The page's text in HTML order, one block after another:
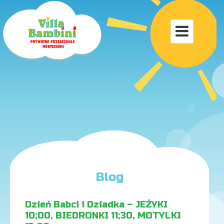
Toggle

Blog
Dzień Babci i Dziadka – JEŻYKI
10;00, BIEDRONKI 11;30, MOTYLKI